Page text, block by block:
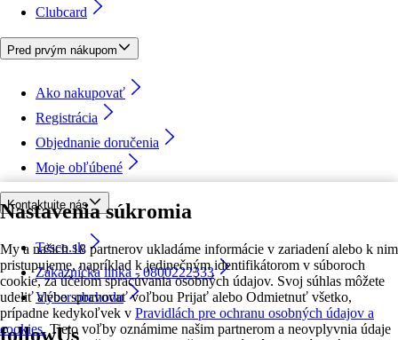
Nastavenia súkromia
My a našich 18 partnerov ukladáme informácie v zariadení alebo k nim
pristupujeme, napríklad k jedinečným identifikátorom v súboroch
cookie, za účelom spracúvania osobných údajov. Svoj súhlas môžete
udeliť alebo spravovať voľbou Prijať alebo Odmietnuť všetko,
prípadne kedykoľvek v Pravidlách pre ochranu osobných údajov a
cookies. Tieto voľby oznámime našim partnerom a neovplyvnia údaje
Clubcard
Pred prvým nákupom
Ako nakupovať
Registrácia
Objednanie doručenia
Moje obľúbené
Kontaktujte nás
Tesco.sk
Zákaznícka linka - 0800222333
Výber obchodu
followUs